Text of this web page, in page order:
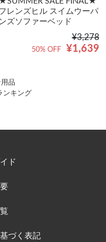
レンズヒル スイムウーパ
ンズソファーベッド
¥3,278
¥1,639
50% OFF
品
ンキング
ド
づく表記